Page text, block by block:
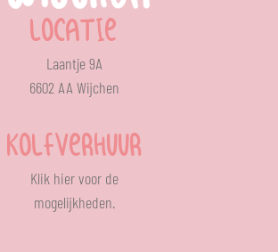
LOCATIE
Laantje 9A
6602 AA Wijchen
KOLFVERHUUR
Klik hiervoor de
mogelijkheden.